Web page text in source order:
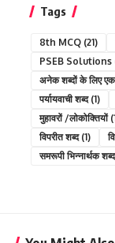
Tags
8th MCQ (21)
PSEB Solutions
अनेक शब्दों के लिए
पर्यायवाची शब्द(1)
मुहावरों /लोकोक्तियों
विपरीत शब्द(1)
समरूपी भिन्नार्थक शब्द